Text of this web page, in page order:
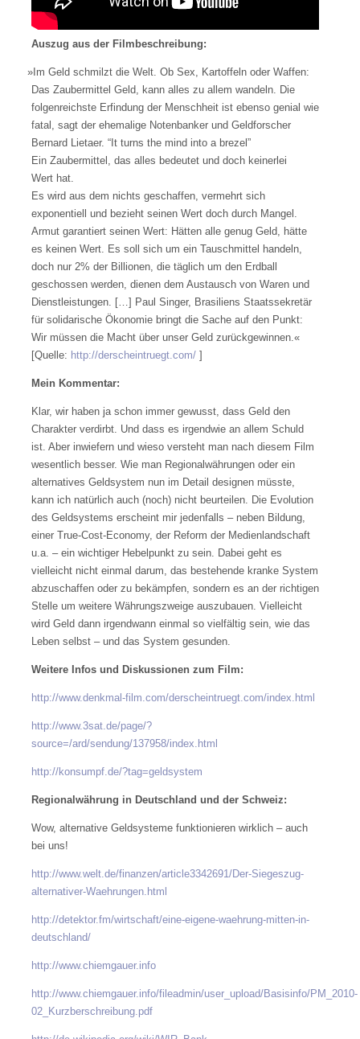
Auszug aus der Filmbeschreibung:
»Im Geld schmilzt die Welt. Ob Sex, Kartoffeln oder Waffen:
Das Zaubermittel Geld, kann alles zu allem wandeln. Die
folgenreichste Erfindung der Menschheit ist ebenso genial wie
fatal, sagt der ehemalige Notenbanker und Geldforscher
Bernard Lietaer. “It turns the mind into a brezel”
Ein Zaubermittel, das alles bedeutet und doch keinerlei
Wert hat.
Es wird aus dem nichts geschaffen, vermehrt sich
exponentiell und bezieht seinen Wert doch durch Mangel.
Armut garantiert seinen Wert: Hätten alle genug Geld, hätte
es keinen Wert. Es soll sich um ein Tauschmittel handeln,
doch nur 2% der Billionen, die täglich um den Erdball
geschossen werden, dienen dem Austausch von Waren und
Dienstleistungen. […] Paul Singer, Brasiliens Staatssekretär
für solidarische Ökonomie bringt die Sache auf den Punkt:
Wir müssen die Macht über unser Geld zurückgewinnen.«
[Quelle: http://derscheintruegt.com/]
Mein Kommentar:
Klar, wir haben ja schon immer gewusst, dass Geld den
Charakter verdirbt. Und dass es irgendwie an allem Schuld
ist. Aber inwiefern und wieso versteht man nach diesem Film
wesentlich besser. Wie man Regionalwährungen oder ein
alternatives Geldsystem nun im Detail designen müsste,
kann ich natürlich auch (noch) nicht beurteilen. Die Evolution
des Geldsystems erscheint mir jedenfalls – neben Bildung,
einer True-Cost-Economy, der Reform der Medienlandschaft
u.a. – ein wichtiger Hebelpunkt zu sein. Dabei geht es
vielleicht nicht einmal darum, das bestehende kranke System
abzuschaffen oder zu bekämpfen, sondern es an der richtigen
Stelle um weitere Währungszweige auszubauen. Vielleicht
wird Geld dann irgendwann einmal so vielfältig sein, wie das
Leben selbst – und das System gesunden.
Weitere Infos und Diskussionen zum Film:
http://www.denkmal-film.com/derscheintruegt.com/index.html
http://www.3sat.de/page/?
source=/ard/sendung/137958/index.html
http://konsumpf.de/?tag=geldsystem
Regionalwährung in Deutschland und der Schweiz:
Wow, alternative Geldsysteme funktionieren wirklich – auch
bei uns!
http://www.welt.de/finanzen/article3342691/Der-Siegeszug-
alternativer-Waehrungen.html
http://detektor.fm/wirtschaft/eine-eigene-waehrung-mitten-in-
deutschland/
http://www.chiemgauer.info
http://www.chiemgauer.info/fileadmin/user_upload/Basisinfo/PM_2010-
02_Kurzberschreibung.pdf